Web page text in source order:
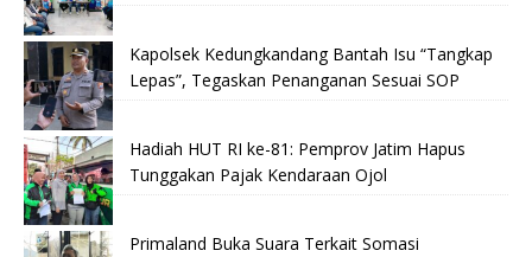
Kapolsek Kedungkandang Bantah Isu “Tangkap
Lepas”, Tegaskan Penanganan Sesuai SOP
Hadiah HUT RI ke-81: Pemprov Jatim Hapus
Tunggakan Pajak Kendaraan Ojol
Primaland Buka Suara Terkait Somasi